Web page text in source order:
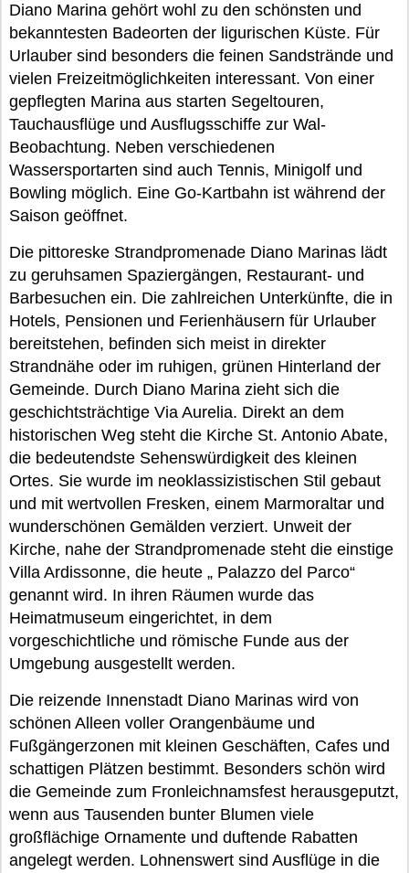
Diano Marina gehört wohl zu den schönsten und
bekanntesten Badeorten der ligurischen Küste. Für
Urlauber sind besonders die feinen Sandstrände und
vielen Freizeitmöglichkeiten interessant. Von einer
gepflegten Marina aus starten Segeltouren,
Tauchausflüge und Ausflugsschiffe zur Wal-
Beobachtung. Neben verschiedenen
Wassersportarten sind auch Tennis, Minigolf und
Bowling möglich. Eine Go-Kartbahn ist während der
Saison geöffnet.
Die pittoreske Strandpromenade Diano Marinas lädt
zu geruhsamen Spaziergängen, Restaurant- und
Barbesuchen ein. Die zahlreichen Unterkünfte, die in
Hotels, Pensionen und Ferienhäusern für Urlauber
bereitstehen, befinden sich meist in direkter
Strandnähe oder im ruhigen, grünen Hinterland der
Gemeinde. Durch Diano Marina zieht sich die
geschichtsträchtige Via Aurelia. Direkt an dem
historischen Weg steht die Kirche St. Antonio Abate,
die bedeutendste Sehenswürdigkeit des kleinen
Ortes. Sie wurde im neoklassizistischen Stil gebaut
und mit wertvollen Fresken, einem Marmoraltar und
wunderschönen Gemälden verziert. Unweit der
Kirche, nahe der Strandpromenade steht die einstige
Villa Ardissonne, die heute „ Palazzo del Parco“
genannt wird. In ihren Räumen wurde das
Heimatmuseum eingerichtet, in dem
vorgeschichtliche und römische Funde aus der
Umgebung ausgestellt werden.
Die reizende Innenstadt Diano Marinas wird von
schönen Alleen voller Orangenbäume und
Fußgängerzonen mit kleinen Geschäften, Cafes und
schattigen Plätzen bestimmt. Besonders schön wird
die Gemeinde zum Fronleichnamsfest herausgeputzt,
wenn aus Tausenden bunter Blumen viele
großflächige Ornamente und duftende Rabatten
angelegt werden. Lohnenswert sind Ausflüge in die